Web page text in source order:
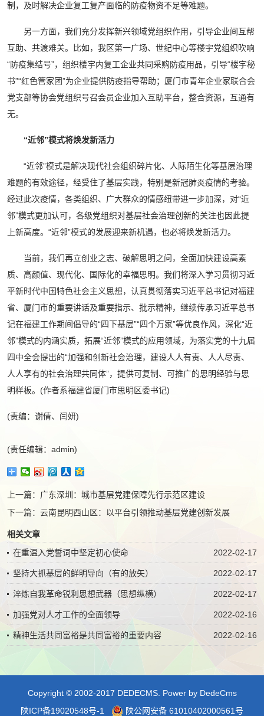
制，及时解决企业复工复产面临的防疫物资不足等难题。
另一方面，我们充分发挥新兴领域党组织作用，引导企业间互帮
互助、共渡难关。比如，我区第一广场、世纪中心等楼宇党组织吹响
“防疫集结号”，组织楼宇内复工企业共同采购防疫用品，引导“楼宇秘
书”“红色管家团”为企业提供防疫指导帮助；厦门市青年企业家联合会
党支部等协会党组织号召会员企业加入互助平台，整合资源，互通有
无。
“近邻”模式将焕发新活力
“近邻”模式是解决现代社会组织碎片化、人际陌生化等基层治理
难题的有效途径，经受住了基层实践，特别是新冠肺炎疫情的考验。
经过此次疫情，各类组织、广大群众的情感纽带进一步加深，对“近
邻”模式更加认可，各级党组织对基层社会治理创新的关注也因此提
上新高度。“近邻”模式的发展迎来新机遇，也必将焕发新活力。
当前，我们再立创业之志、破解思明之问，全面加快建设高素
质、高颜值、现代化、国际化的幸福思明。我们将深入学习贯彻习近
平新时代中国特色社会主义思想，认真贯彻落实习近平总书记对福建
省、厦门市的重要讲话及重要指示、批示精神，继续传承习近平总书
记在福建工作期间倡导的“四下基层”“四个万家”等优良作风，深化“近
邻”模式的内涵实质，拓展“近邻”模式的应用领域，为落实党的十九届
四中全会提出的“加强和创新社会治理，建设人人有责、人人尽责、
人人享有的社会治理共同体”，提供可复制、可推广的思明经验与思
明样板。(作者系福建省厦门市思明区委书记)
(责编：谢倩、闫妍)
(责任编辑：admin)
上一篇： 广东深圳：城市基层党建保障先行示范区建设
下一篇： 云南昆明西山区：以平台引领推动基层党建创新发展
相关文章
2022-02-17
在重温入党誓词中坚定初心使命
2022-02-17
坚持大抓基层的鲜明导向（有的放矢）
2022-02-17
淬炼自我革命锐利思想武器（思想纵横）
2022-02-16
加强党对人才工作的全面领导
2022-02-16
精神生活共同富裕是共同富裕的重要内容
Copyright © 2002-2017 DEDECMS. Power by DedeCms
陕ICP备19020548号-1
陕公网安备 61010402000561号